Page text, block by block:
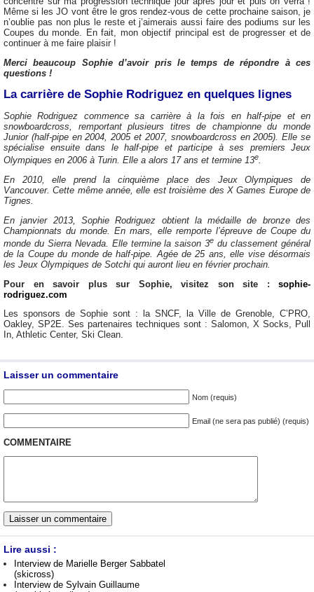
Même si les JO vont être le gros rendez-vous de cette prochaine saison, je
n’oublie pas non plus le reste et j’aimerais aussi faire des podiums sur les
Coupes du monde. En fait, mon objectif principal est de progresser et de
continuer à me faire plaisir !
Merci beaucoup Sophie d’avoir pris le temps de répondre à ces
questions !
La carrière de Sophie Rodriguez en quelques lignes
Sophie Rodriguez commence sa carrière à la fois en half-pipe et en
snowboardcross, remportant plusieurs titres de championne du monde
Junior (half-pipe en 2004, 2005 et 2007, snowboardcross en 2005). Elle se
spécialise ensuite dans le half-pipe et participe à ses premiers Jeux
Olympiques en 2006 à Turin. Elle a alors 17 ans et termine 13e
En 2010, elle prend la cinquième place des Jeux Olympiques de
Vancouver. Cette même année, elle est troisième des X Games Europe de
Tignes.
En janvier 2013, Sophie Rodriguez obtient la médaille de bronze des
Championnats du monde. En mars, elle remporte l’épreuve de Coupe du
monde du Sierra Nevada. Elle termine la saison 3e du classement général
de la Coupe du monde de half-pipe. Agée de 25 ans, elle vise désormais
les Jeux Olympiques de Sotchi qui auront lieu en février prochain.
Pour en savoir plus sur Sophie, visitez son site : sophie-
rodriguez.com
Les sponsors de Sophie sont : la SNCF, la Ville de Grenoble, C’PRO,
Oakley, SP2E. Ses partenaires techniques sont : Salomon, X Socks, Pull
In, Athletic Center, Ski Clean.
Laisser un commentaire
Nom (requis)
Email (ne sera pas publié) (requis)
COMMENTAIRE
Lire aussi :
Interview de Marielle Berger Sabbatel
(skicross)
Interview de Sylvain Guillaume